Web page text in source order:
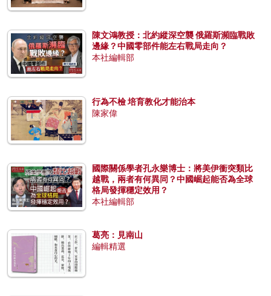
陳文鴻教授：北約縱深空襲 俄羅斯瀕臨戰敗
邊緣？中國零部件能左右戰局走向？
本社編輯部
行為不檢 培育教化才能治本
陳家偉
國際關係學者孔永樂博士：將美伊衝突類比
越戰，兩者有何異同？中國崛起能否為全球
格局發揮穩定效用？
本社編輯部
葛亮：見南山
編輯精選